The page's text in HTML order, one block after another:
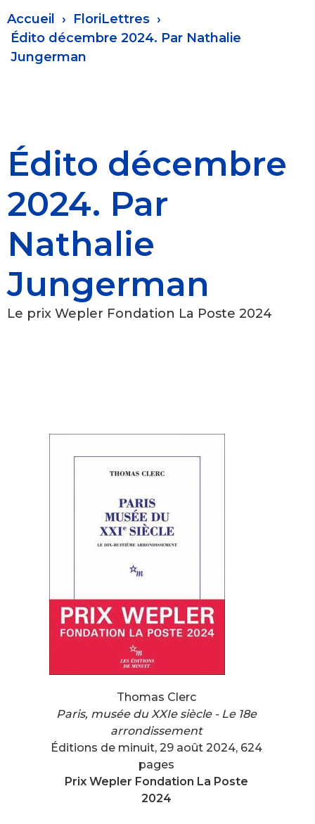
Fil
d'Ariane
Accueil
FloriLettres
Édito décembre 2024. Par Nathalie
Jungerman
Édito décembre
2024. Par
Nathalie
Jungerman
Le prix Wepler Fondation La Poste 2024
Thomas Clerc
Paris, musée du XXIe siècle - Le 18e
arrondissement
Éditions de minuit, 29 août 2024, 624
pages
Prix Wepler Fondation La Poste
2024